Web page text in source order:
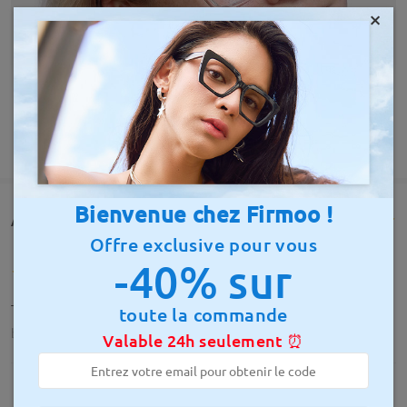
AFFICHER PLUS
Avis des clients(611)
Très satisfaite, je recommande vivement
by Sandrine Oudot on Aug 1 , 2026
×
Bienvenue chez Firmoo !
Offre exclusive pour vous
-40% sur
toute la commande
Valable 24h seulement ⏰